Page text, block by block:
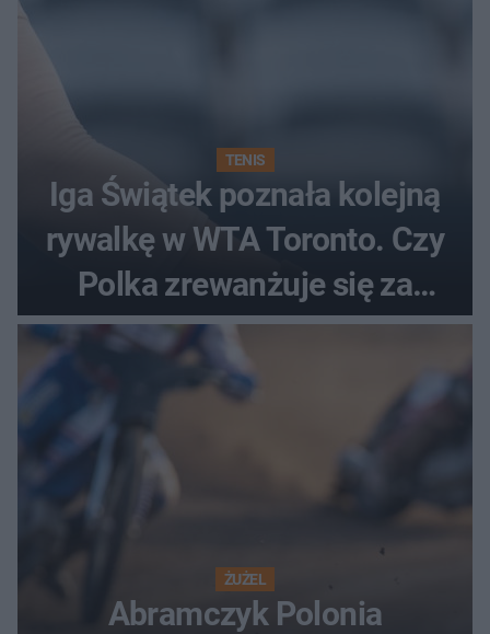
TENIS
Iga Świątek poznała kolejną
rywalkę w WTA Toronto. Czy
Polka zrewanżuje się za
ostatnią porażkę?
ŻUŻEL
Abramczyk Polonia